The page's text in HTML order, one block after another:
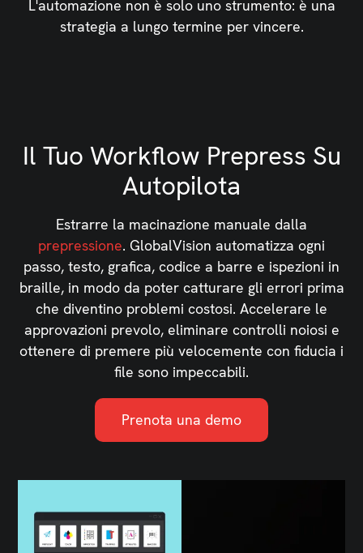
L'automazione non è solo uno strumento: è una
strategia a lungo termine per vincere.
Il Tuo Workflow Prepress Su
Autopilota
Estrarre la macinazione manuale dalla
prepressione. GlobalVision automatizza ogni
passo, testo, grafica, codice a barre e ispezioni in
braille, in modo da poter catturare gli errori prima
che diventino problemi costosi. Accelerare le
approvazioni prevolo, eliminare controlli noiosi e
ottenere di premere più velocemente con fiducia i
file sono impeccabili.
Prenota una demo